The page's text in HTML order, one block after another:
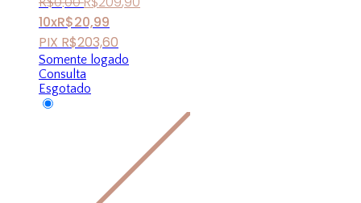
10xR$20,99
PIX R$203,60
Somente logado
Consulta
Esgotado